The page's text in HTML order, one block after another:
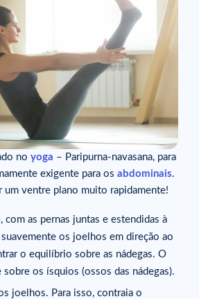
no yoga – Paripurna-navasana, para
exigente para os abdominais.
um ventre plano muito rapidamente!
com as pernas juntas e estendidas à
os joelhos em direção ao
o equilíbrio sobre as nádegas. O
sobre os ísquios (ossos das nádegas).
joelhos. Para isso, contraia o